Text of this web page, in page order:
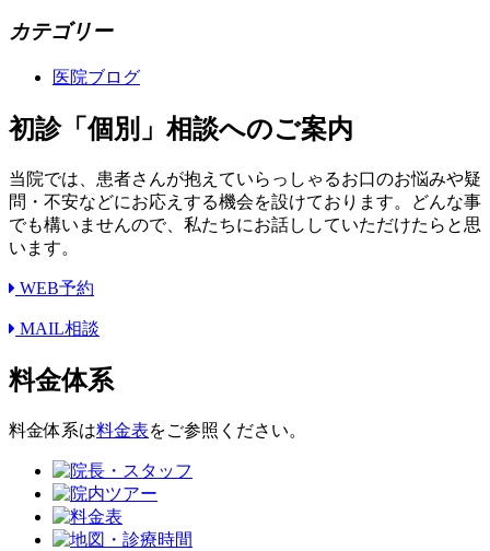
カテゴリー
医院ブログ
初診「個別」相談へのご案内
当院では、患者さんが抱えていらっしゃるお口のお悩みや疑
問・不安などにお応えする機会を設けております。どんな事
でも構いませんので、私たちにお話ししていただけたらと思
います。
WEB予約
MAIL相談
料金体系
料金体系は料金表をご参照ください。